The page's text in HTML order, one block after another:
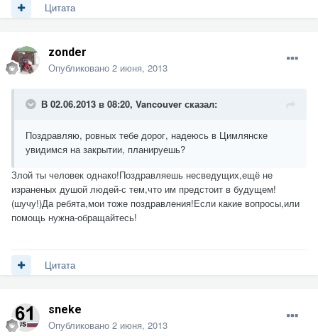
Цитата
zonder
Опубликовано 2 июня, 2013
В 02.06.2013 в 08:20, Vancouver сказал:
Поздравляю, ровных тебе дорог, надеюсь в Цимлянске
увидимся на закрытии, планируешь?
Злой ты человек однако!Поздравляешь несведущих,ещё не
израненых душой людей-с тем,что им предстоит в будущем!
(шучу!)Да ребята,мои тоже поздравления!Если какие вопросы,или
помощь нужна-обращайтесь!
Цитата
sneke
Опубликовано 2 июня, 2013